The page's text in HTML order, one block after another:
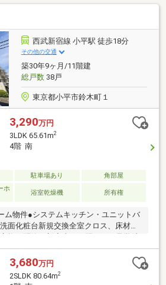
住宅にお任せください♪・小平市内の
リアから、暮らしやすい住宅街まで、
えてぴったりの物件をご提案・未公開
意。一般には出ていない物件情報もご
アごとの特徴を熟知したスタッフが、
合う物件をご紹介
西武新宿線 小平駅 徒歩18分
その他の交通
築30年9ヶ月/11階建
総戸数38戸
東京都小平市鈴木町１
3,290万円
3LDK 65.61m2
4階 南
駐車場あり
角部屋
ホ
浴室乾燥機 所有権
ム物件●システムキッチン・ユニットバ
面化粧台新規交換全室クロス、床材新
139】へお電話いただくとスムーズで
料が欲しい方はオレンジの「資料請求
」ボタンをクリック■無料住宅ローン相
頭金無しでも本当に大丈夫なの？・ウチ
3,680万円
2SLDK 80.64m2